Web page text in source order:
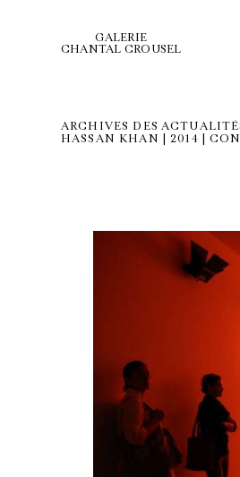
GALERIE
CHANTAL CROUSEL
ARCHIVES DES
HASSAN KHAN | 2014 |